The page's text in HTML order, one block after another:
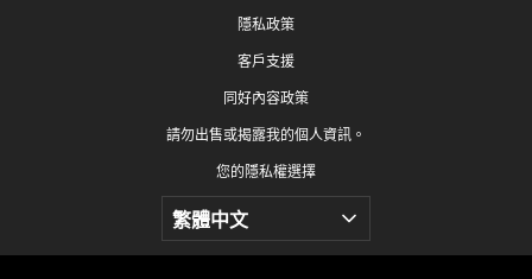
隱私政策
客戶支援
同好內容政策
請勿出售或揭露我的個人資訊。
您的隱私權選擇